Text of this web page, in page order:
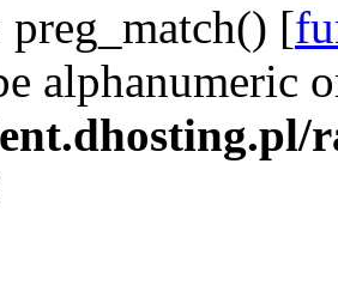
preg_match() [
alphanumeric